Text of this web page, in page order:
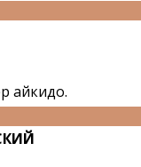
айкидо.